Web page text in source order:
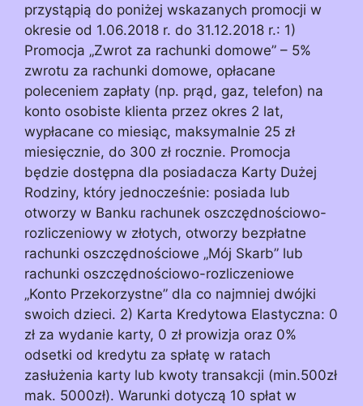
przystąpią do poniżej wskazanych promocji w
okresie od 1.06.2018 r. do 31.12.2018 r.: 1)
Promocja „Zwrot za rachunki domowe” – 5%
zwrotu za rachunki domowe, opłacane
poleceniem zapłaty (np. prąd, gaz, telefon) na
konto osobiste klienta przez okres 2 lat,
wypłacane co miesiąc, maksymalnie 25 zł
miesięcznie, do 300 zł rocznie. Promocja
będzie dostępna dla posiadacza Karty Dużej
Rodziny, który jednocześnie: posiada lub
otworzy w Banku rachunek oszczędnościowo-
rozliczeniowy w złotych, otworzy bezpłatne
rachunki oszczędnościowe „Mój Skarb” lub
rachunki oszczędnościowo-rozliczeniowe
„Konto Przekorzystne” dla co najmniej dwójki
swoich dzieci. 2) Karta Kredytowa Elastyczna: 0
zł za wydanie karty, 0 zł prowizja oraz 0%
odsetki od kredytu za spłatę w ratach
zasłużenia karty lub kwoty transakcji (min.500zł
mak. 5000zł). Warunki dotyczą 10 spłat w